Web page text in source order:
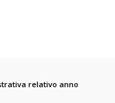
relativo anno